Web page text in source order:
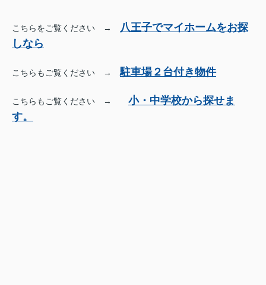
こちらをご覧ください → 八王子でマイホームをお探
しなら
こちらもご覧ください →駐車場２台付き物件
こちらもご覧ください →
小・中学校から探せま
す。